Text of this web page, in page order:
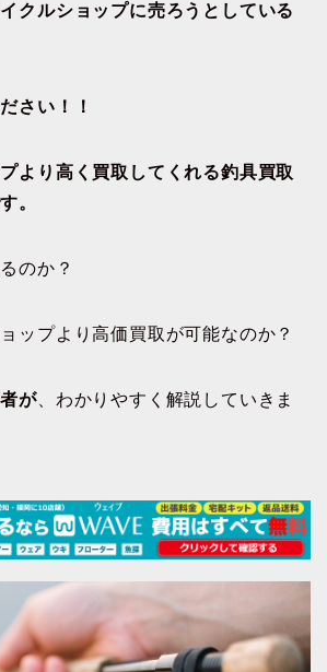
クルショップに売ろうとしている
さい！！
より高く買取してくれる釣具買取
。
のか？
ップより高価買取が可能なのか？
が 、わかりやすく解説していきま